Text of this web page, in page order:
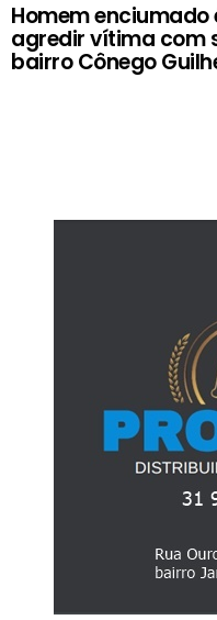
Homem
agredir vítima com
bairro Cônego